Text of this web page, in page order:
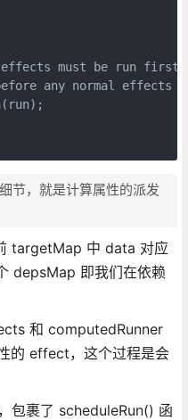
must be run first
any normal effects
节，就是计算属性的派发
targetMap 中 data 对应
depsMap 即我们在依赖
和 computedRunner
的 effect，这个过程是会
包裹了 scheduleRun() 函